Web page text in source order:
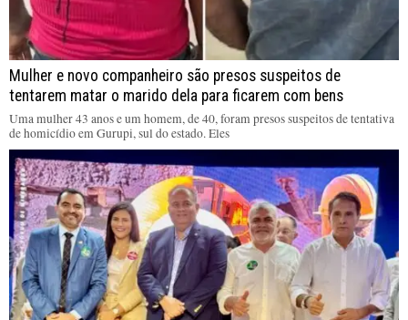
Mulher e novo companheiro são presos suspeitos de
tentarem matar o marido dela para ficarem com bens
Uma mulher 43 anos e um homem, de 40, foram presos suspeitos de tentativa
de homicídio em Gurupi, sul do estado. Eles